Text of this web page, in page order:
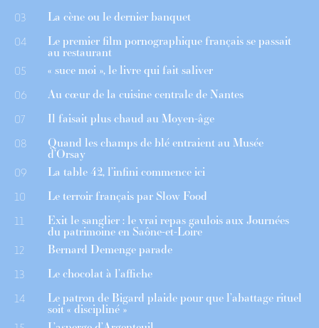
03 La cène ou le dernier banquet
04 Le premier film pornographique français se passait
au restaurant
05 « suce moi », le livre qui fait saliver
06 Au cœur de la cuisine centrale de Nantes
07 Il faisait plus chaud au Moyen-âge
08 Quand les champs de blé entraient au Musée
d’Orsay
09 La table 42, l’infini commence ici
10 Le terroir français par Slow Food
11 Exit le sanglier : le vrai repas gaulois aux Journées
du patrimoine en Saône-et-Loire
12 Bernard Demenge parade
13 Le chocolat à l’affiche
14 Le patron de Bigard plaide pour que l’abattage rituel
soit « discipliné »